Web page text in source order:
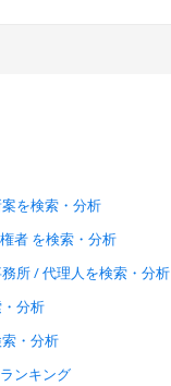
を検索・分析
者 を検索・分析
所 / 代理人を検索・分析
分析
・分析
ンキング